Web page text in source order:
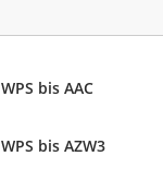
WPS bis AAC
WPS bis AZW3